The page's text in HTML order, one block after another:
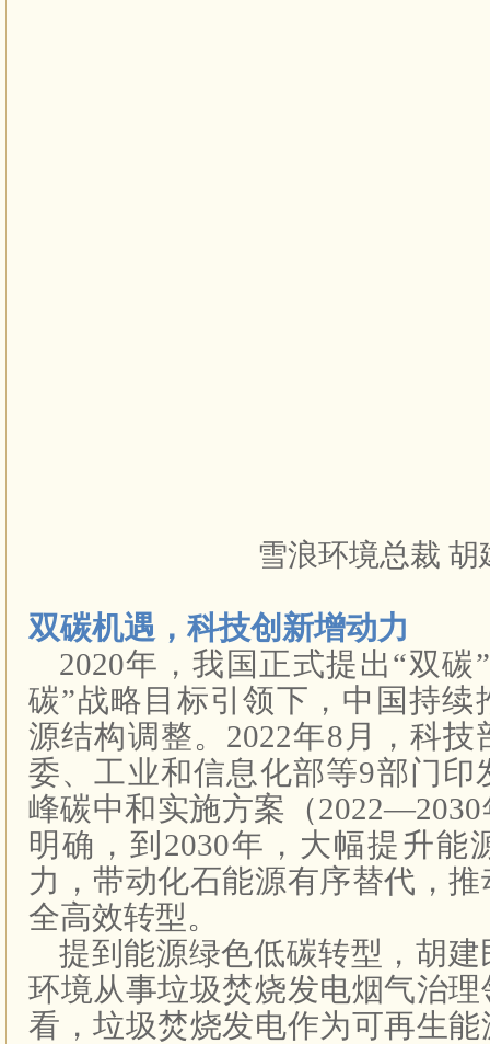
雪浪环境总裁 胡
双碳机遇，科技创新增动力
2020年，我国正式提出“双碳
碳”战略目标引领下，中国持续
源结构调整。2022年8月，科
委、工业和信息化部等9部门印
峰碳中和实施方案（
明确，到2030年，大幅提升能
力，带动化石能源有序替代，
全高效转型。
提到能源绿色低碳转型，胡
环境从事垃圾焚烧发电烟气治
看，垃圾焚烧发电作为可再生